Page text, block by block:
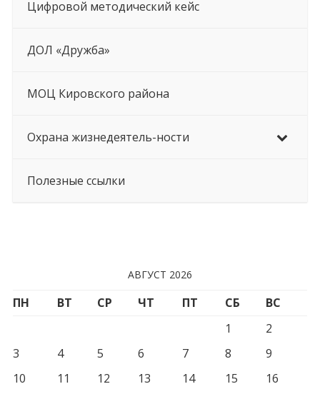
Цифровой методический кейс
ДОЛ «Дружба»
МОЦ Кировского района
Охрана жизнедеятель-ности
Полезные ссылки
АВГУСТ 2026
ПН ВТ СР ЧТ ПТ СБ
ВС
1
2
3
4 5 6 7 8
9
10
11 12 13 14 15
16